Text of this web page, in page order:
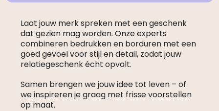
Laat jouw merk spreken met een geschenk
dat gezien mag worden. Onze experts
combineren bedrukken en borduren met een
goed gevoel voor stijl en detail, zodat jouw
relatiegeschenk écht opvalt.
Samen brengen we jouw idee tot leven – of
we inspireren je graag met frisse voorstellen
op maat.